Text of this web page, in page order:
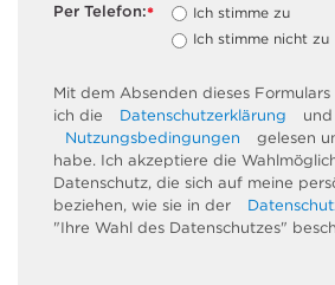
*
Per Telefon:
Ich stimme zu
Ich stimme nicht zu
Mit dem Absenden dieses
ich die
Datenschutzerklärung
Nutzungsbedingungen
gelesen
habe. Ich akzeptiere die
Datenschutz, die sich auf meine
beziehen, wie sie in der
"Ihre Wahl des Datenschutzes"